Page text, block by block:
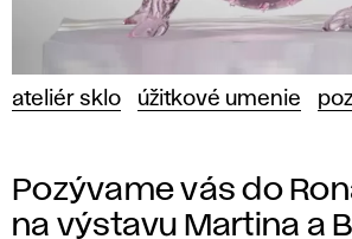
ateliér sklo úžitkové umenie
Pozývame vás do
na výstavu Martina a